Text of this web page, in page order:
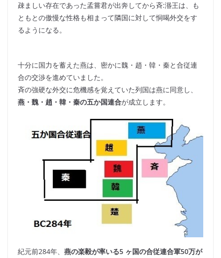
疎ましい存在であった孟嘗君が出奔してから斉:湣王は、も
ともとの傲慢な性格も相まって隣国に対して恫喝外交をす
るようになる。
十分に国力を蓄えた燕は、密かに魏・趙・韓・秦と合従連
合の交渉を進めていました。
斉の強硬な外交に危機感を覚えていた列国は燕に同意し、
燕・魏・趙・韓・秦の五か国連合が成立します。
紀元前284年、 燕の楽毅が率いる5 ヶ国の合従連合軍50万が